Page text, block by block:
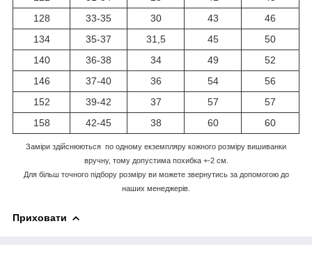
128
33-35 30 43
46
134
35-37 31,5 45
50
140
36-38 34 49
52
146
37-40 36 54
56
152
39-42 37 57
57
158
42-45 38 60 60
Заміри здійснюються по одному екземпляру кожного розміру вишиванки
вручну, тому допустима похибка +-2 см.
Для більш точного підбору розміру ви можете звернутись за допомогою до
наших менеджерів.
Приховати